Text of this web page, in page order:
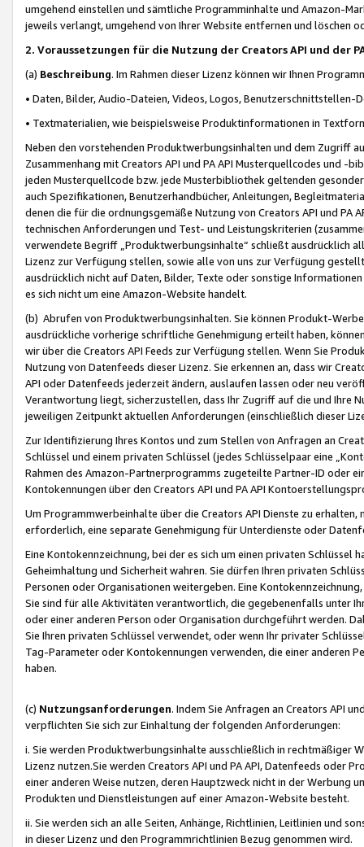
umgehend einstellen und sämtliche Programminhalte und Amazon-
jeweils verlangt, umgehend von Ihrer Website entfernen und löschen
2. Voraussetzungen für die Nutzung der Creators API und der
(a) Beschreibung. Im Rahmen dieser Lizenz können wir Ihnen
• Daten, Bilder, Audio-Dateien, Videos, Logos, Benutzerschnittstellen-
• Textmaterialien, wie beispielsweise Produktinformationen in
Neben den vorstehenden Produktwerbungsinhalten und dem Zugriff
Zusammenhang mit Creators API und PA API Musterquellcodes und
jeden Musterquellcode bzw. jede Musterbibliothek geltenden
auch Spezifikationen, Benutzerhandbücher, Anleitungen,
denen die für die ordnungsgemäße Nutzung von Creators API und PA
technischen Anforderungen und Test- und Leistungskriterien
verwendete Begriff „Produktwerbungsinhalte“ schließt ausdrücklich
Lizenz zur Verfügung stellen, sowie alle von uns zur Verfügung
ausdrücklich nicht auf Daten, Bilder, Texte oder sonstige
es sich nicht um eine Amazon-Website handelt.
(b) Abrufen von Produktwerbungsinhalten. Sie können Produkt-
ausdrückliche vorherige schriftliche Genehmigung erteilt haben,
wir über die Creators API Feeds zur Verfügung stellen. Wenn Sie
Nutzung von Datenfeeds dieser Lizenz. Sie erkennen an, dass wir
API oder Datenfeeds jederzeit ändern, auslaufen lassen oder neu
Verantwortung liegt, sicherzustellen, dass Ihr Zugriff auf die und Ihre
jeweiligen Zeitpunkt aktuellen Anforderungen (einschließlich dieser
Zur Identifizierung Ihres Kontos und zum Stellen von Anfragen an
Schlüssel und einem privaten Schlüssel (jedes Schlüsselpaar eine
Rahmen des Amazon-Partnerprogramms zugeteilte Partner-ID oder
Kontokennungen über den Creators API und PA API
Um Programmwerbeinhalte über die Creators API Dienste zu
erforderlich, eine separate Genehmigung für Unterdienste oder
Eine Kontokennzeichnung, bei der es sich um einen privaten
Geheimhaltung und Sicherheit wahren. Sie dürfen Ihren privaten
Personen oder Organisationen weitergeben. Eine
Sie sind für alle Aktivitäten verantwortlich, die gegebenenfalls unter
oder einer anderen Person oder Organisation durchgeführt werden.
Sie Ihren privaten Schlüssel verwendet, oder wenn Ihr privater
Tag-Parameter oder Kontokennungen verwenden, die einer anderen
haben.
(c) Nutzungsanforderungen. Indem Sie Anfragen an Creators API
verpflichten Sie sich zur Einhaltung der folgenden Anforderungen:
i. Sie werden Produktwerbungsinhalte ausschließlich in rechtmäßiger
Lizenz nutzen.Sie werden Creators API und PA API, Datenfeeds oder
einer anderen Weise nutzen, deren Hauptzweck nicht in der Werbung
Produkten und Dienstleistungen auf einer Amazon-Website besteht.
ii. Sie werden sich an alle Seiten, Anhänge, Richtlinien, Leitlinien und
in dieser Lizenz und den Programmrichtlinien Bezug genommen wird.